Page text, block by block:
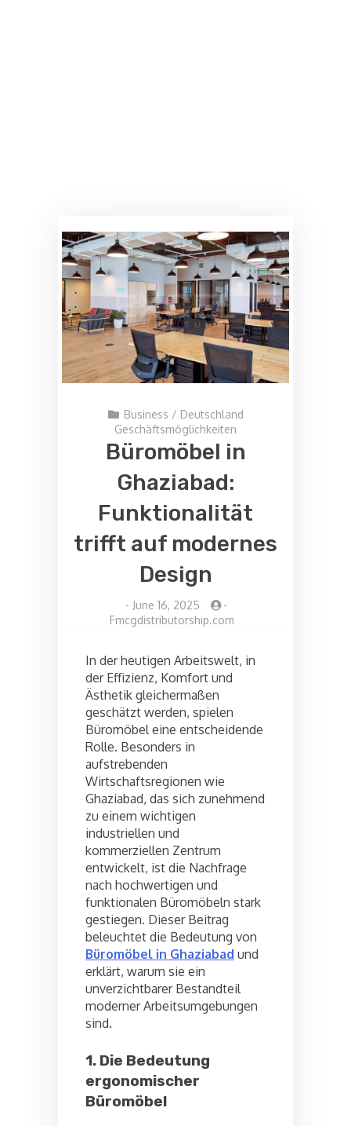
Business / Deutschland
Geschäftsmöglichkeiten
Büromöbel in
Ghaziabad:
Funktionalität
trifft auf modernes
Design
- June 16, 2025
-
Fmcgdistributorship.com
In der heutigen Arbeitswelt, in
der Effizienz, Komfort und
Ästhetik gleichermaßen
geschätzt werden, spielen
Büromöbel eine entscheidende
Rolle. Besonders in
aufstrebenden
Wirtschaftsregionen wie
Ghaziabad, das sich zunehmend
zu einem wichtigen
industriellen und
kommerziellen Zentrum
entwickelt, ist die Nachfrage
nach hochwertigen und
funktionalen Büromöbeln stark
gestiegen. Dieser Beitrag
beleuchtet die Bedeutung von
Büromöbel in Ghaziabad und
erklärt, warum sie ein
unverzichtbarer Bestandteil
moderner Arbeitsumgebungen
sind.
1. Die Bedeutung
ergonomischer
Büromöbel